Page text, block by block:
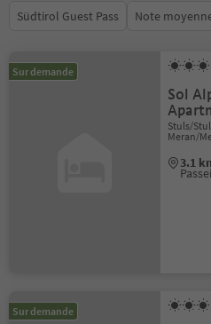
Südtirol Guest Pass Note
Sur demande
Sol
Stuls/
Meran/
3.1
Sur demande